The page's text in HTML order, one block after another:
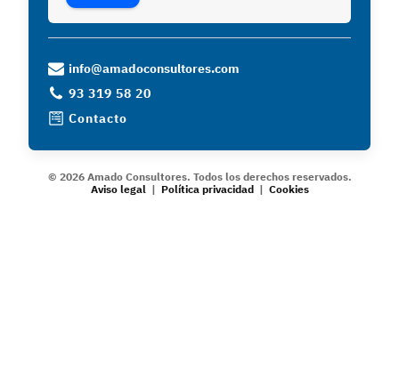
info@amadoconsultores.com
93 319 58 20
Contacto
© 2026Amado Consultores. Todos los derechos reservados.
Aviso legal | Política privacidad| Cookies